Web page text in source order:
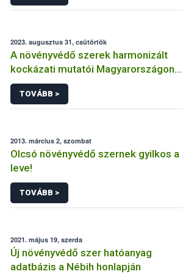
2023. augusztus 31, csütörtök
A növényvédő szerek harmonizált
kockázati mutatói Magyarországon
(2011-2020)
TOVÁBB >
2013. március 2, szombat
Olcsó növényvédő szernek gyilkos a
leve!
TOVÁBB >
2021. május 19, szerda
Új növényvédő szer hatóanyag
adatbázis a Nébih honlapján